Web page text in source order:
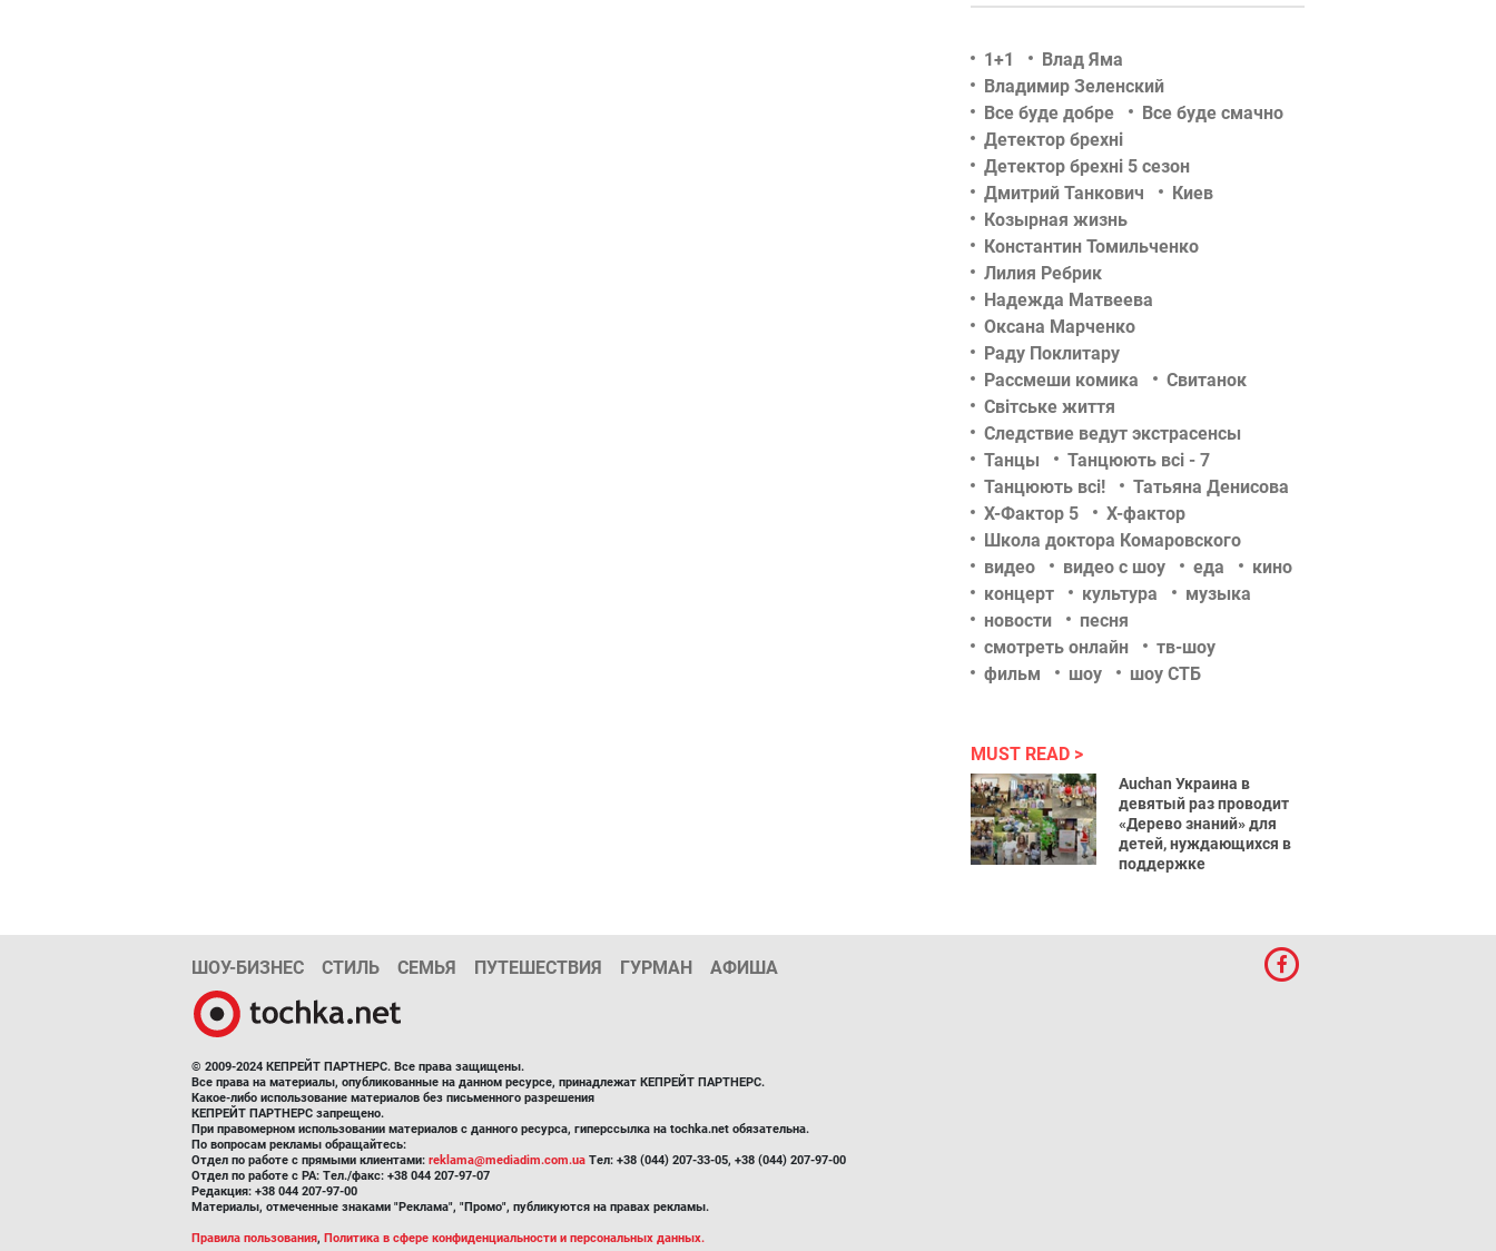
1+1
Влад Яма
Владимир Зеленский
Все буде добре
Все буде смачно
Детектор брехні
Детектор брехні 5 сезон
Дмитрий Танкович
Киев
Козырная жизнь
Константин Томильченко
Лилия Ребрик
Надежда Матвеева
Оксана Марченко
Раду Поклитару
Рассмеши комика
Свитанок
Світське життя
Следствие ведут экстрасенсы
Танцы
Танцюють всі - 7
Танцюють всі!
Татьяна Денисова
Х-Фактор 5
Х-фактор
Школа доктора Комаровского
видео
видео с шоу еда
кино
концерт
культура
музыка
новости
песня
смотреть онлайн
тв-шоу
фильм
шоу шоу СТБ
MUST READ
Auchan Украина в
девятый раз проводит
«Дерево знаний» для
детей, нуждающихся в
поддержке
ШОУ-БИЗНЕС СТИЛЬ СЕМЬЯ ПУТЕШЕСТВИЯ ГУРМАН АФИША
© 2009-2024 КЕПРЕЙТ ПАРТНЕРС. Все права защищены.
Все права на материалы, опубликованные на данном ресурсе, принадлежат КЕПРЕЙТ ПАРТНЕРС.
Какое-либо использование материалов без письменного разрешения
КЕПРЕЙТ ПАРТНЕРС запрещено.
При правомерном использовании материалов с данного ресурса, гиперссылка на tochka.net обязательна.
По вопросам рекламы обращайтесь:
Отдел по работе с прямыми клиентами: reklama@mediadim.com.ua Тел: +38 (044) 207-33-05, +38 (044) 207-97-00
Отдел по работе с РА: Тел./факс: +38 044 207-97-07
Редакция: +38 044 207-97-00
Материалы, отмеченные знаками "Реклама", "Промо", публикуются на правах рекламы.
Правила пользования, Политика в сфере конфиденциальности и персональных данных.